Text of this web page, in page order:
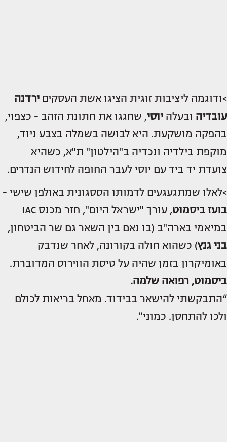
>ודוגמה ליציבות זוגית הציגו אשת העסקים ירדנה
עובדיה ובעלה יוסי, שחגגו את חתונת הזהב - כצפוי,
בהפקה מושקעת. היא לבושה בשמלה בצבע ניוד,
מוקפת בילדיה ונכדיה ב"הילטון" ת"א, כשהיא
צועדת יד ביד עם יוסי לעבר החופה לחידוש הנדרים.
>לאלו שמתגעגעים לדמותו הססגונית באולפן שישי -
בועז ביסמוט
, עורך "ישראל היום", חזר מכנס IAC
במיאמי בארה"ב (בו נאם בין השאר גם שר הביטחון,
בני גנץ) כשהוא חולה בקורונה, לאחר שנדבק
באומיקרון בזמן שהיה על טיסת הווירוס המדוברת.
ביסמוט, רפואה שלמה.
“התבקשתי להישאר בבידוד. מאחל בריאות לכולם
ולכו להתחסן. כמוני".